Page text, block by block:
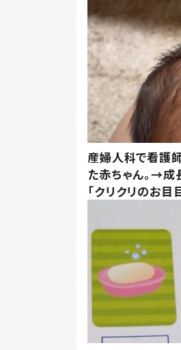
産婦人科で看護
た赤ちゃん。→成
「クリクリのお目